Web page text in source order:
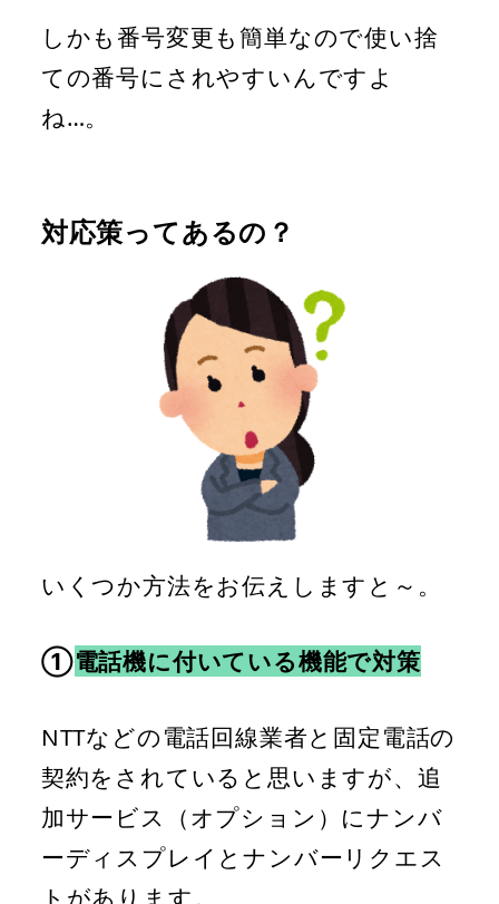
しかも番号変更も簡単なので使い捨
ての番号にされやすいんですよ
ね…。
対応策ってあるの？
いくつか方法をお伝えしますと～。
①電話機に付いている機能で対策
NTTなどの電話回線業者と固定電話の
契約をされていると思いますが、追
加サービス（オプション）にナンバ
ーディスプレイとナンバーリクエス
トがあります。